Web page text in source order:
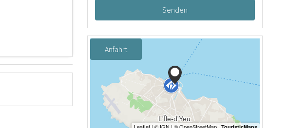
Senden
Anfahrt